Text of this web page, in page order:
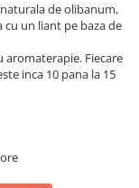
de olibanum,
cu un liant pe baza de
aromaterapie. Fiecare
inca 10 pana la 15